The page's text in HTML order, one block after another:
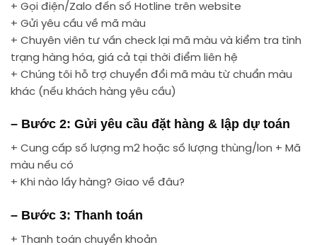
+ Gọi điện/Zalo đến số Hotline trên website
+ Gửi yêu cầu về mã màu
+ Chuyên viên tư vấn check lại mã màu và kiểm tra tình
trạng hàng hóa, giá cả tại thời điểm liên hệ
+ Chúng tôi hỗ trợ chuyển đổi mã màu từ chuẩn màu
khác (nếu khách hàng yêu cầu)
– Bước 2: Gửi yêu cầu đặt hàng & lập dự toán
+ Cung cấp số lượng m2 hoặc số lượng thùng/lon + Mã
màu nếu có
+ Khi nào lấy hàng? Giao về đâu?
– Bước 3: Thanh toán
+ Thanh toán chuyển khoản